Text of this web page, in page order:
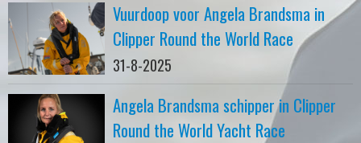
Vuurdoop voor Angela Brandsma in
Clipper Round the World Race
31-8-2025
Angela Brandsma schipper in Clipper
Round the World Yacht Race